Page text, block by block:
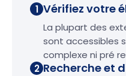
1 Vérifiez votre
La plupart des
sont accessibles
complexe ni pré
2 Recherche et